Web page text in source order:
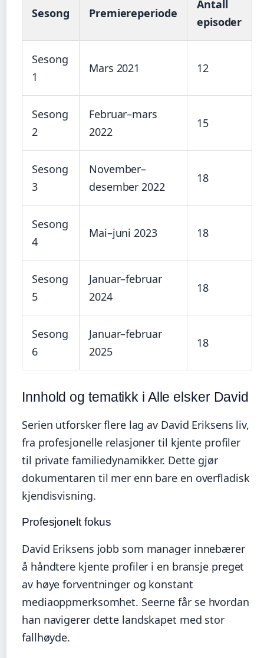
Sesong Premiereperiode
Antall
episoder
Sesong
1
Mars 2021 12
Sesong
2
Februar–mars
2022
15
Sesong
3
November–
desember 2022
18
Sesong
4
Mai–juni 2023 18
Sesong
5
Januar–februar
2024
18
Sesong
6
Januar–februar
2025
18
Innhold og tematikk i Alle elsker David
Serien utforsker flere lag av David Eriksens liv,
fra profesjonelle relasjoner til kjente profiler
til private familiedynamikker. Dette gjør
dokumentaren til mer enn bare en overfladisk
kjendisvisning.
Profesjonelt fokus
David Eriksens jobb som manager innebærer
å håndtere kjente profiler i en bransje preget
av høye forventninger og konstant
mediaoppmerksomhet. Seerne får se hvordan
han navigerer dette landskapet med stor
fallhøyde.